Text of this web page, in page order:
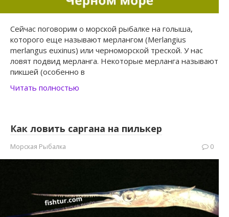
Сейчас поговорим о морской рыбалке на голыша,
которого еще называют мерлангом (Merlangius
merlangus euxinus) или черноморской треской. У нас
ловят подвид мерланга. Некоторые мерланга называют
пикшей (особенно в
Читать полностью
Как ловить саргана на пилькер
Морская Рыбалка 0